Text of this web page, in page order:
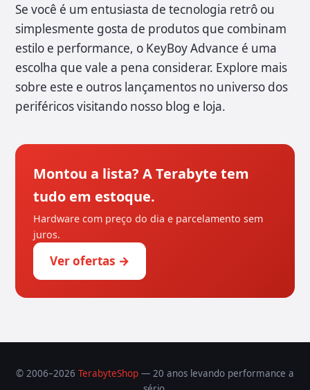
Se você é um entusiasta de tecnologia retrô ou
simplesmente gosta de produtos que combinam
estilo e performance, o KeyBoy Advance é uma
escolha que vale a pena considerar. Explore mais
sobre este e outros lançamentos no universo dos
periféricos visitando nosso blog e loja.
Montou a lista? A Terabyte tem
tudo em estoque.
Hardware com preço do dia e parcelamento sem
juros.
Ver ofertas →
© 2006–2026 TerabyteShop — 20 anos levando performance a